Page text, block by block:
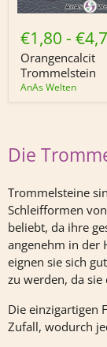
Orangencalcit
Trommelstein
€1,80 -
Orangencalcit
Trommelstein
AnAs Welten
Die
Trommelsteine
Schleifformen
beliebt, da ihre
angenehm in der
eignen sie sich
zu werden, da sie
Die einzigartigen
Zufall, wodurch